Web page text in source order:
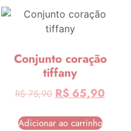
Conjunto coração
tiffany
R$75,90 R$65,90
Adicionar ao carrinho